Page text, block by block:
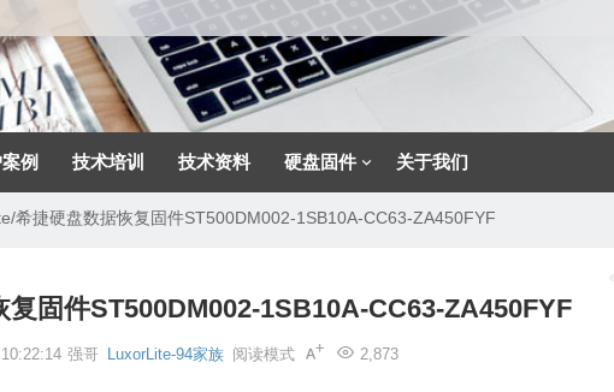
例 技术培训 技术资料 硬盘固件 关于我们
希捷硬盘数据恢复固件ST500DM002-1SB10A-CC63-ZA450FYF
固件ST500DM002-1SB10A-CC63-ZA450FYF
强哥 LuxorLite-94家族 2,873
阅读模式